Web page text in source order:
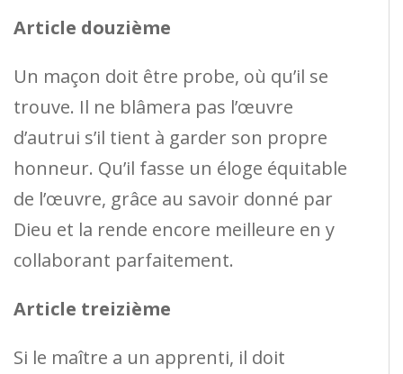
Article douzième
Un maçon doit être probe, où qu’il se
trouve. Il ne blâmera pas l’œuvre
d’autrui s’il tient à garder son propre
honneur. Qu’il fasse un éloge équitable
de l’œuvre, grâce au savoir donné par
Dieu et la rende encore meilleure en y
collaborant parfaitement.
Article treizième
Si le maître a un apprenti, il doit